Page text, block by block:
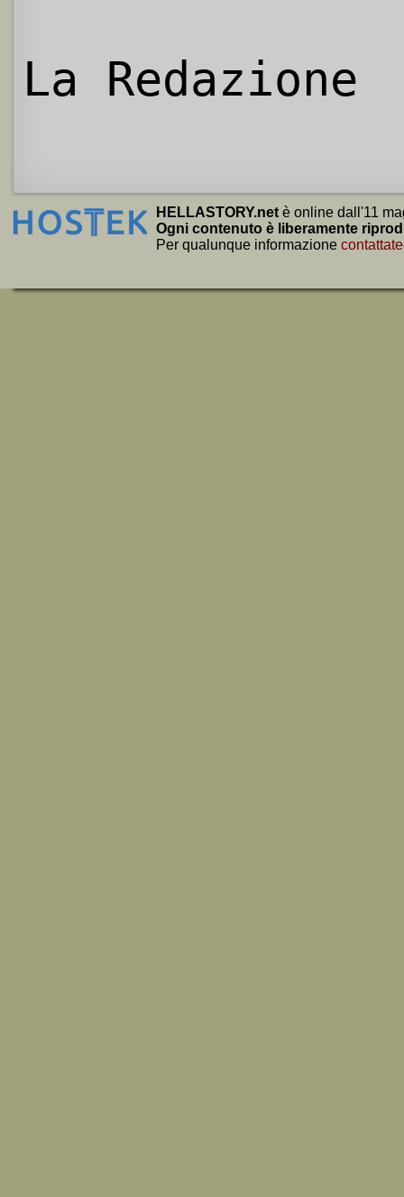
La Redazione
HELLASTORY.net è online dall'11
Ogni contenuto è liberamente
Per qualunque informazione